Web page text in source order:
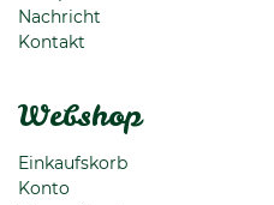
Nachricht
Kontakt
Webshop
Einkaufskorb
Konto